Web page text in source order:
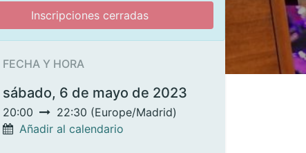
Inscripciones cerradas
FECHA Y HORA
sábado, 6 de mayo de 2023
20:00 22:30 (Europe/Madrid)
Añadir al calendario